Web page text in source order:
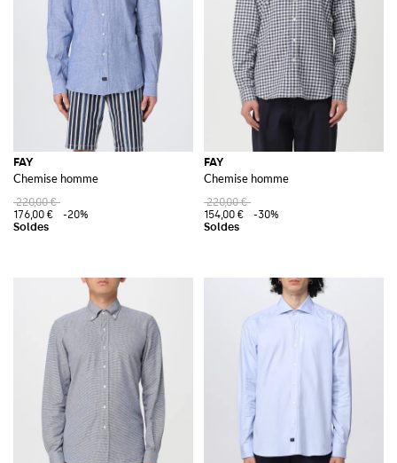
FAY
Chemise homme
220,00 €
176,00 €
-20%
FAY
Chemise homme
220,00 €
154,00 €
-30%